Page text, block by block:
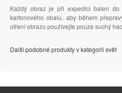
Každý obraz je při expedici balen
kartonového obalu, aby během
otření obrazu používejte pouze suchý
Další podobné produkty v kategorii svět